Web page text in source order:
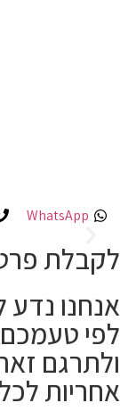
WhatsApp
לקבלת
אנחנו נדע
לפי
ולתרגם
אחריות